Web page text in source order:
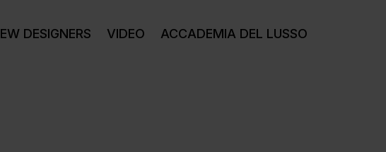
DESIGNERS VIDEO ACCADEMIA DEL LUSSO